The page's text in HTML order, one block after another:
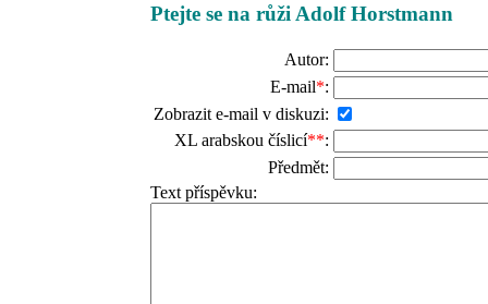
Ptejte se na růži Adolf Horstmann
Autor:
E-mail*:
Zobrazit e-mail v diskuzi:
XL arabskou číslicí**:
Předmět:
Text příspěvku: